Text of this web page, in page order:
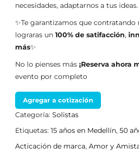
necesidades, adaptarnos a tus ideas.
✨Te garantizamos que
lograras un 100% de satifacción,
más✨
No lo pienses más ¡Reserva ahora
evento por completo
Agregar a cotización
Categoría: Solistas
Etiquetas: 15 años en Medellín, 50
Acticación de marca, Amor y